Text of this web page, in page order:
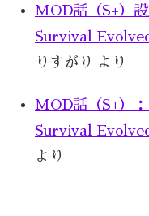
MOD話（S+）
Survival
りすがり
より
MOD話（S+）
Survival
より